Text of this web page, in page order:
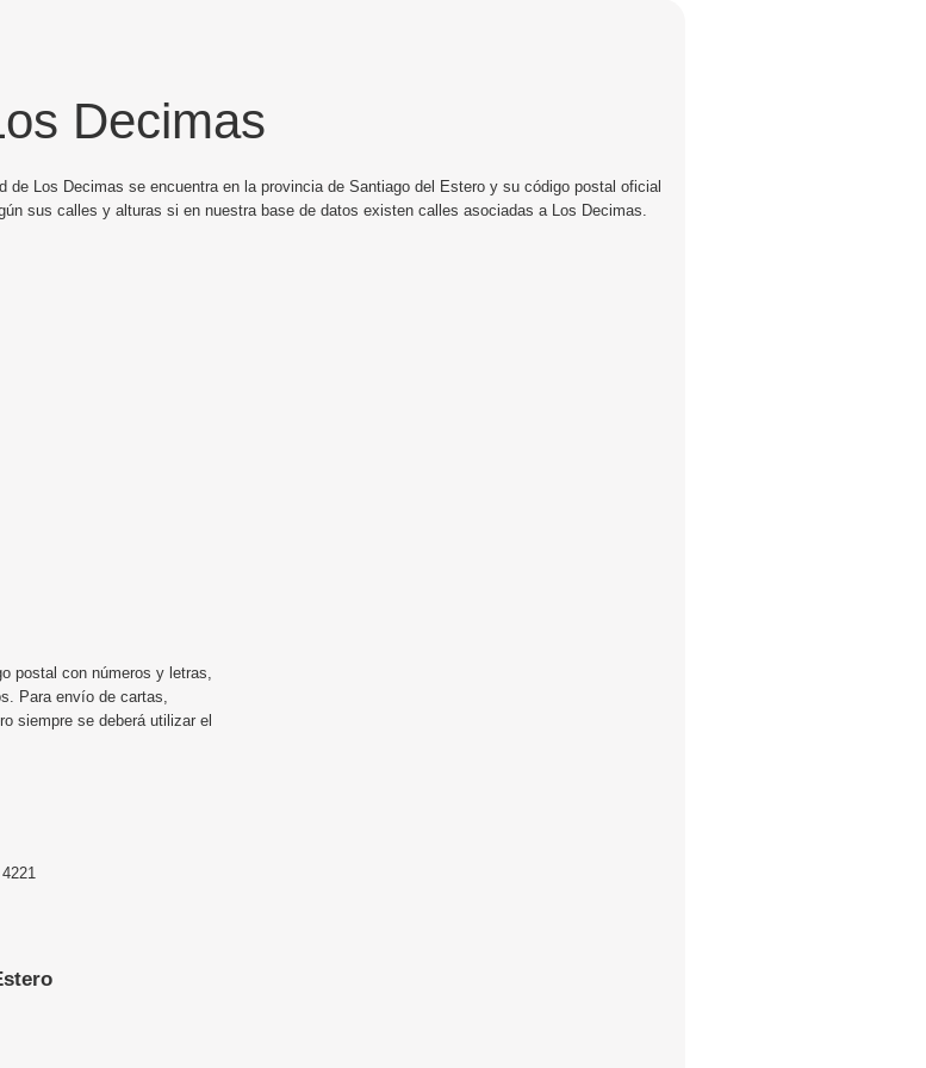
Decimas
de Los Decimas se encuentra en la provincia de Santiago del Estero y su código postal oficial
sus calles y alturas si en nuestra base de datos existen calles asociadas a Los Decimas.
postal con números y letras,
Para envío de cartas,
siempre se deberá utilizar el